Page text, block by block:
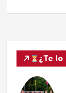
¿Te